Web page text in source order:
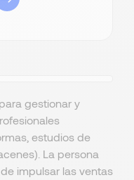
gestionar y
estudios de
La persona
impulsar las ventas